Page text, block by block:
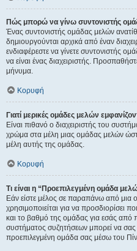
Πώς μπορώ να γίνω συντονιστής
Ένας συντονιστής ομάδας μελών
δημιουργούνται αρχικά από έναν
ενδιαφέρεστε να γίνετε συντονιστής
να είναι ένας διαχειριστής.
μήνυμα.
Κορυφή
Γιατί μερικές ομάδες μελών
Είναι πιθανό ο διαχειριστής του
χρώμα στα μέλη μιας ομάδας μελών
μέλη αυτής της ομάδας.
Κορυφή
Τι είναι η “Προεπιλεγμένη ομάδα
Εάν είστε μέλος σε παραπάνω από μια
χρησιμοποιείται για να προσδιορίσει
και το βαθμό της ομάδας για εσάς από
συστήματος συζητήσεων μπορεί να
προεπιλεγμένη ομάδα σας μέσω του